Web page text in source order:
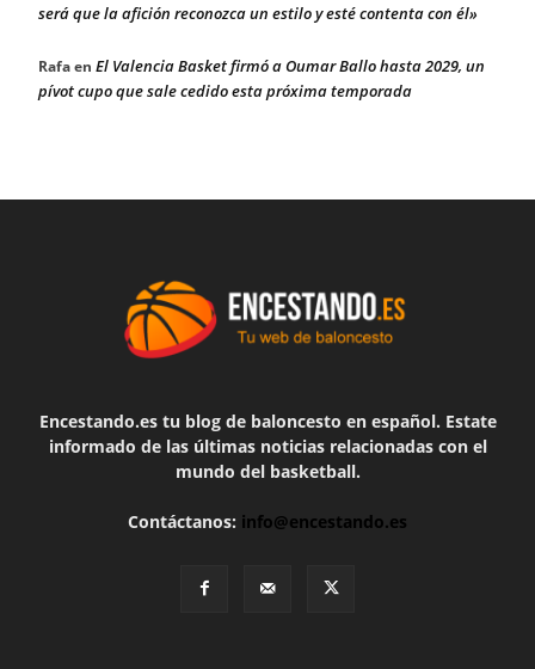
será que la afición reconozca un estilo y esté contenta con él»
Rafaen El Valencia Basket firmó a Oumar Ballo hasta 2029, un
pívot cupo que sale cedido esta próxima temporada
Encestando.es tu blog de baloncesto en español. Estate
informado de las últimas noticias relacionadas con el
mundo del basketball.
Contáctanos: info@encestando.es